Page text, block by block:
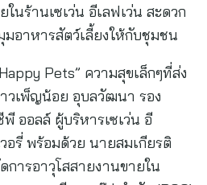
นร้านเซเว่น อีเลฟเว่น สะดวก
อาหารสัตว์เลี้ยงให้กับชุมชน
Pets” ความสุขเล็กๆที่ส่ง
วเพ็ญน้อย อุบลวัฒนา รอง
ออลล์ ผู้บริหารเซเว่น อี
วอรี่ พร้อมด้วย นายสมเกียรติ
การอาวุโสสายงานขายใน